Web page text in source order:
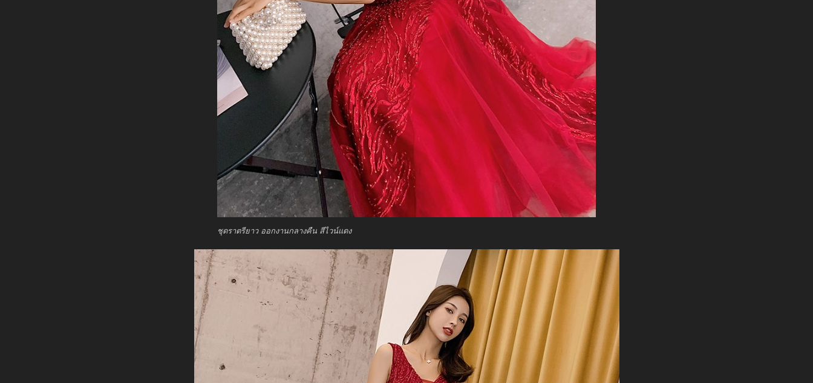
ชุดราตรียาว ออกงานกลางคืน สีไวน์แดง